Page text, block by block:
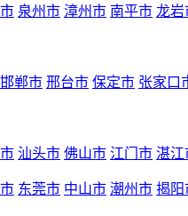
泉州市 漳州市 南平市 龙岩
邯郸市 邢台市 保定市 张家口
汕头市 佛山市 江门市 湛江
东莞市 中山市 潮州市 揭阳